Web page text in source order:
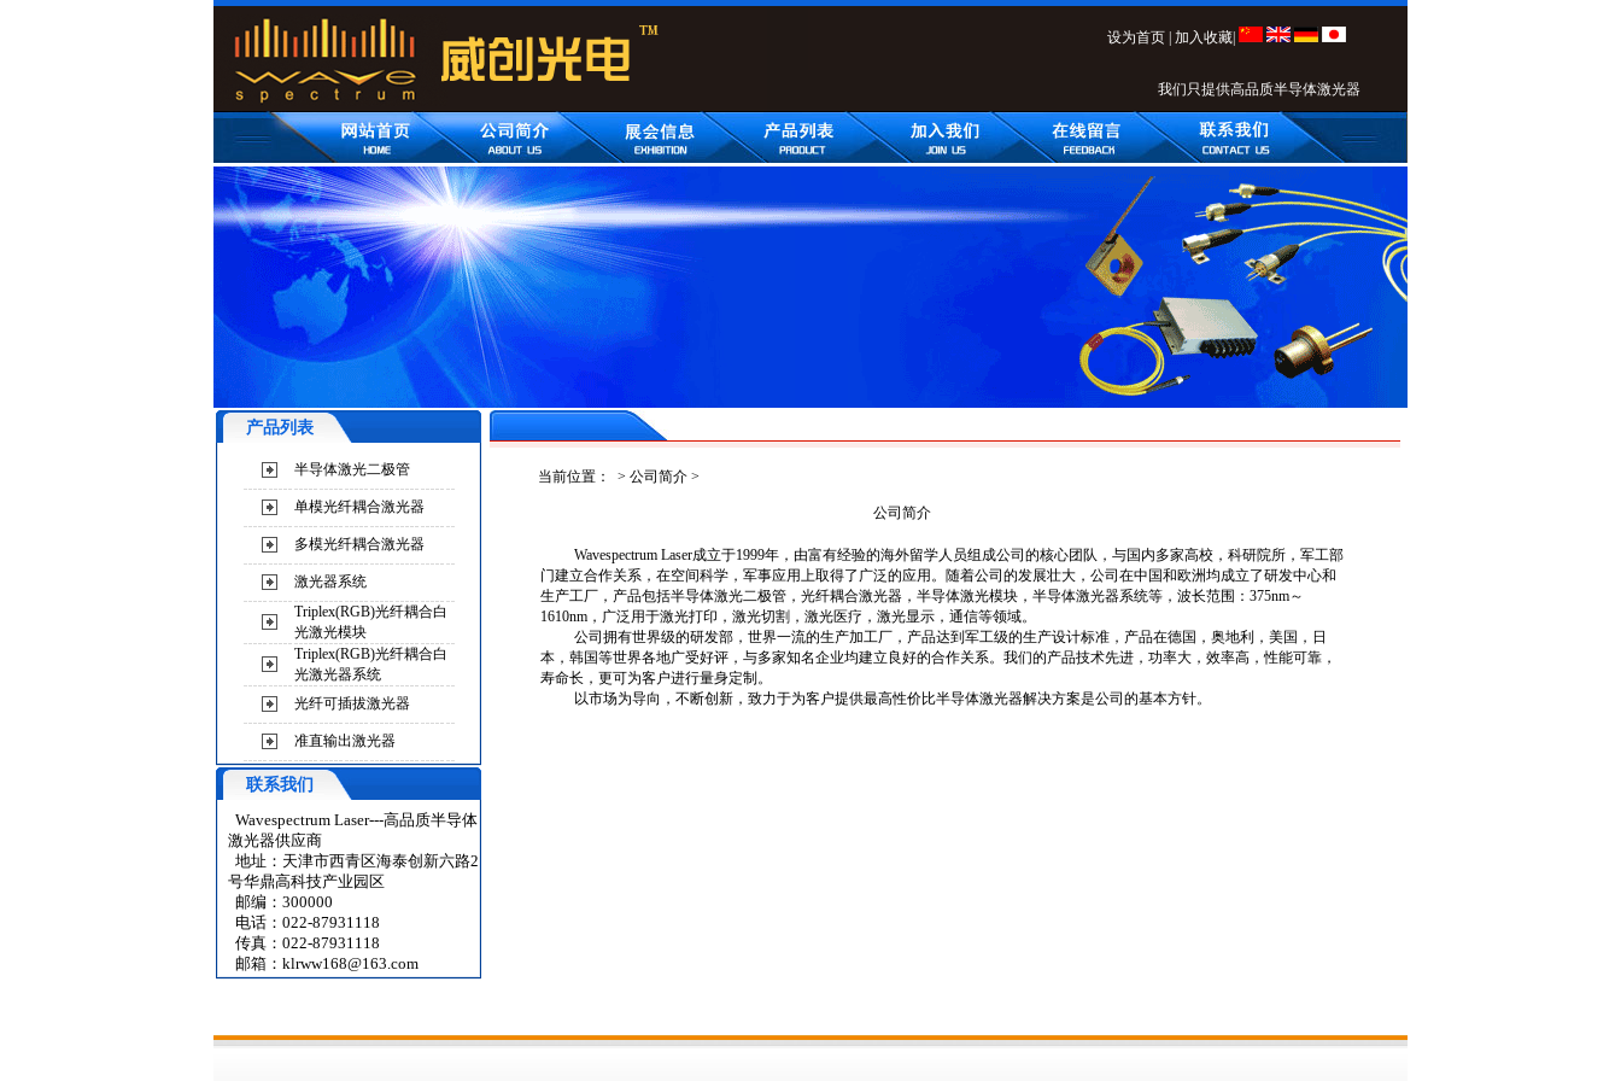
设为首页 加入收藏
我们只提供高品质半导体激光器！
产品列表
半导体激光二极管
单模光纤耦合激光器
多模光纤耦合激光器
激光器系统
Triplex(RGB)光纤耦合白
光激光模块
Triplex(RGB)光纤耦合白
光激光器系统
光纤可插拔激光器
准直输出激光器
联系我们
Wavespectrum Laser---高品质半导体
激光器供应商
地址：天津市西青区海泰创新六路2
号华鼎高科技产业园区
邮编：300000
电话：022-87931118
传真：022-87931118
邮箱： klrww168@163.com
当前位置： > 公司简介>
公司简介
Wavespectrum Laser成立于1999年，由富有经验的海外留学人员组成公司的核心团队，与国内多家高校，科研院所，军工部
门建立合作关系，在空间科学，军事应用上取得了广泛的应用。随着公司的发展壮大，公司在中国和欧洲均成立了研发中心和
生产工厂，产品包括半导体激光二极管，光纤耦合激光器，半导体激光模块，半导体激光器系统等，波长范围：375nm～
1610nm，广泛用于激光打印，激光切割，激光医疗，激光显示，通信等领域。
公司拥有世界级的研发部，世界一流的生产加工厂，产品达到军工级的生产设计标准，产品在德国，奥地利，美国，日
本，韩国等世界各地广受好评，与多家知名企业均建立良好的合作关系。我们的产品技术先进，功率大，效率高，性能可靠，
寿命长，更可为客户进行量身定制。
以市场为导向，不断创新，致力于为客户提供最高性价比半导体激光器解决方案是公司的基本方针。